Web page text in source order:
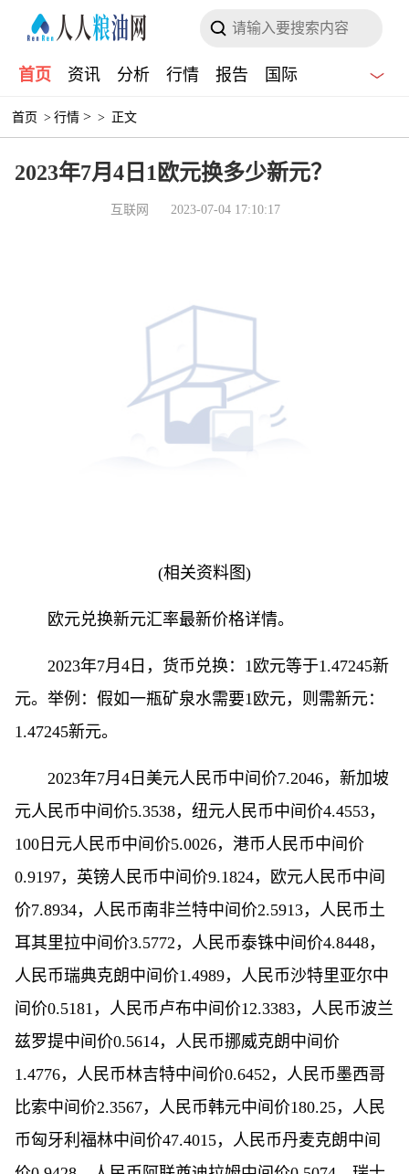
首页 资讯 分析 行情 报告 国际
首页 > 行情 > > 正文
2023年7月4日1欧元换多少新元？
互联网 2023-07-04 17:10:17
(相关资料图)
欧元兑换新元汇率最新价格详情。
2023年7月4日，货币兑换：1欧元等于1.47245新
元。举例：假如一瓶矿泉水需要1欧元，则需新元：
1.47245新元。
2023年7月4日美元人民币中间价7.2046，新加坡
元人民币中间价5.3538，纽元人民币中间价4.4553，
100日元人民币中间价5.0026，港币人民币中间价
0.9197，英镑人民币中间价9.1824，欧元人民币中间
价7.8934，人民币南非兰特中间价2.5913，人民币土
耳其里拉中间价3.5772，人民币泰铢中间价4.8448，
人民币瑞典克朗中间价1.4989，人民币沙特里亚尔中
间价0.5181，人民币卢布中间价12.3383，人民币波兰
兹罗提中间价0.5614，人民币挪威克朗中间价
1.4776，人民币林吉特中间价0.6452，人民币墨西哥
比索中间价2.3567，人民币韩元中间价180.25，人民
币匈牙利福林中间价47.4015，人民币丹麦克朗中间